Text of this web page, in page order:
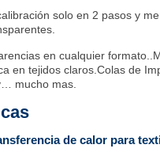
solo en 2 pasos y
en cualquier
en tejidos claros.Colas de
mucho mas.
de calor para